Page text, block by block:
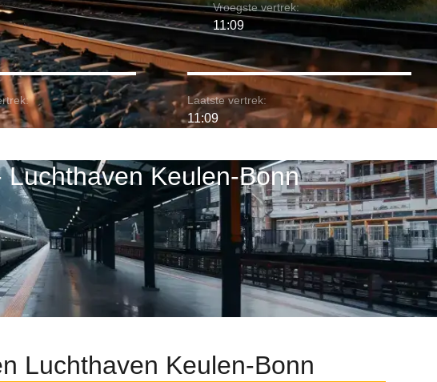
Vroegste vertrek:
11:09
Laatste vertrek:
11:09
Keulen-Bonn
Luchthaven Keulen-Bonn